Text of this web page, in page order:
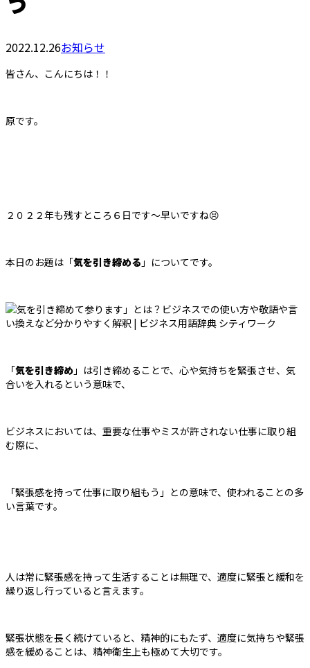
2022.12.26お知らせ
皆さん、こんにちは！！
原です。
２０２２年も残すところ６日です～早いですね😣
本日のお題は「気を引き締める 」についてです。
「気を引き締め 」は引き締めることで、心や気持ちを緊張させ、気
合いを入れるという意味で、
ビジネスにおいては、重要な仕事やミスが許されない仕事に取り組
む際に、
「緊張感を持って仕事に取り組もう」との意味で、使われることの多
い言葉です。
人は常に緊張感を持って生活することは無理で、適度に緊張と緩和を
繰り返し行っていると言えます。
緊張状態を長く続けていると、精神的にもたず、適度に気持ちや緊張
感を緩めることは、精神衛生上も極めて大切です。